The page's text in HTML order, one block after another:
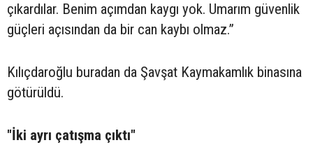
çıkardılar. Benim açımdan kaygı yok. Umarım güvenlik
güçleri açısından da bir can kaybı olmaz.”
Kılıçdaroğlu buradan da Şavşat Kaymakamlık binasına
götürüldü.
"İki ayrı çatışma çıktı"